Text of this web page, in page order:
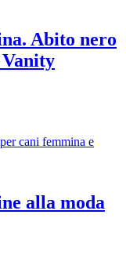
Abito nero
alla moda